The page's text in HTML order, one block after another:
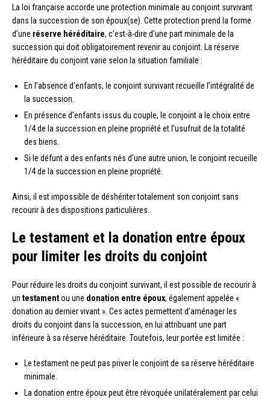
La loi française accorde une protection minimale au conjoint survivant
dans la succession de son époux(se). Cette protection prend la forme
d’une réserve héréditaire, c’est-à-dire d’une part minimale de la
succession qui doit obligatoirement revenir au conjoint. La réserve
héréditaire du conjoint varie selon la situation familiale :
En l’absence d’enfants, le conjoint survivant recueille l’intégralité de
la succession.
En présence d’enfants issus du couple, le conjoint a le choix entre
1/4 de la succession en pleine propriété et l’usufruit de la totalité
des biens.
Si le défunt a des enfants nés d’une autre union, le conjoint recueille
1/4 de la succession en pleine propriété.
Ainsi, il est impossible de déshériter totalement son conjoint sans
recourir à des dispositions particulières.
Le testament et la donation entre époux
pour limiter les droits du conjoint
Pour réduire les droits du conjoint survivant, il est possible de recourir à
un testamentou une donation entre époux, également appelée «
donation au dernier vivant ». Ces actes permettent d’aménager les
droits du conjoint dans la succession, en lui attribuant une part
inférieure à sa réserve héréditaire. Toutefois, leur portée est limitée :
Le testament ne peut pas priver le conjoint de sa réserve héréditaire
minimale.
La donation entre époux peut être révoquée unilatéralement par celui